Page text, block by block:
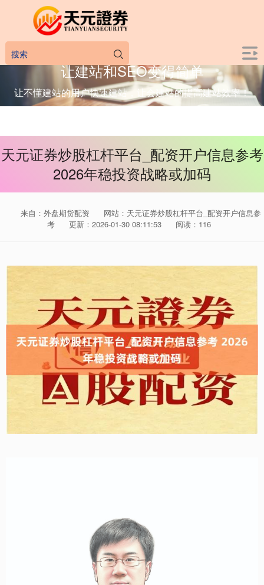
让建站和SEO变得简单
让不懂建站的用户快速建站，让会建站的提高建站效率！
天元证券炒股杠杆平台_配资开户信息参考
2026年稳投资战略或加码
来自：外盘期货配资
网站：天元证券炒股杠杆平台_配资开户信息参
考
更新：2026-01-30 08:11:53 阅读：116